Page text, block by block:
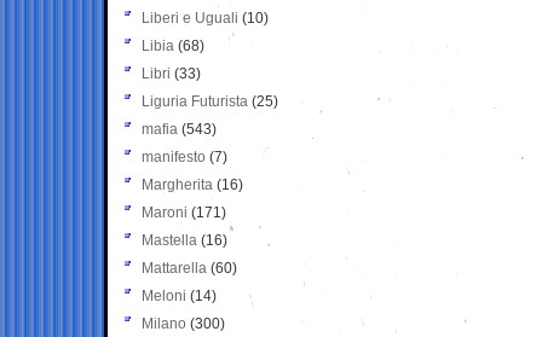
Liberi e Uguali (10)
Libia (68)
Libri (33)
Liguria Futurista (25)
mafia (543)
manifesto (7)
Margherita (16)
Maroni (171)
Mastella (16)
Mattarella (60)
Meloni (14)
Milano (300)